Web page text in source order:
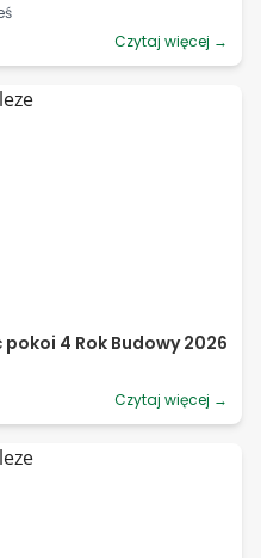
Czytaj więcej →
4 Rok Budowy 2026
Czytaj więcej →